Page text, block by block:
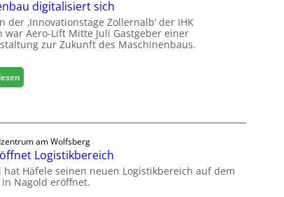
u
s
m
e
s
e
l
b
r
a
c
h
r
ö
r
e
digitalisiert sich
der ‚Innovationstage Zollernalb‘ der IHK
war Aero-Lift Mitte Juli Gastgeber einer
zur Zukunft des Maschinenbaus.
:
M
h
i
n
e
am Wolfsberg
Logistikbereich
hat Häfele seinen neuen Logistikbereich auf dem
Nagold eröffnet.